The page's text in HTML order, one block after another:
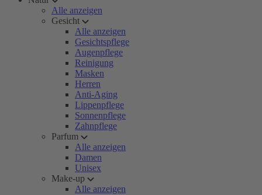
Alle anzeigen
Gesicht
Alle anzeigen
Gesichtspflege
Augenpflege
Reinigung
Masken
Herren
Anti-Aging
Lippenpflege
Sonnenpflege
Zahnpflege
Parfum
Alle anzeigen
Damen
Unisex
Make-up
Alle anzeigen